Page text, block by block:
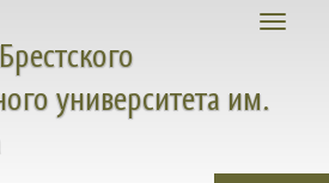
Toggle
университета им.